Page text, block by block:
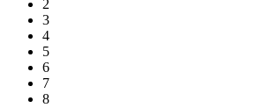
2
3
4
5
6
7
8